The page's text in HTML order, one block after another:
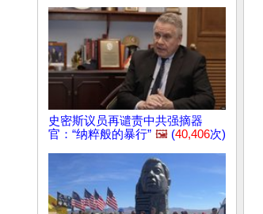
史密斯议员再谴责中共强摘器
官：“纳粹般的暴行” 🖼️ (40,406次)